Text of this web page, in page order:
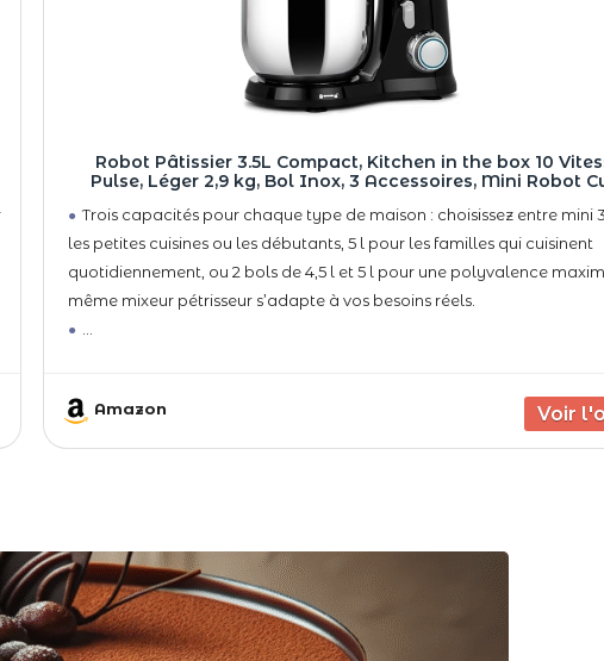
Robot Pâtissier 3.5L Compact, Kitchen in the box 10
Pulse, Léger 2,9 kg, Bol Inox, 3 Accessoires, Mini Robot
Trois capacités pour chaque type de maison : choisissez entre mini
les petites cuisines ou les débutants, 5 l pour les familles qui cuisinent
quotidiennement, ou 2 bols de 4,5 l et 5 l pour une polyvalence
même mixeur pétrisseur s’adapte à vos besoins réels.
Amazon